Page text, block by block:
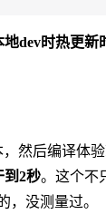
地dev时热更新
，然后编译体
到2秒。这个不
，没测量过。